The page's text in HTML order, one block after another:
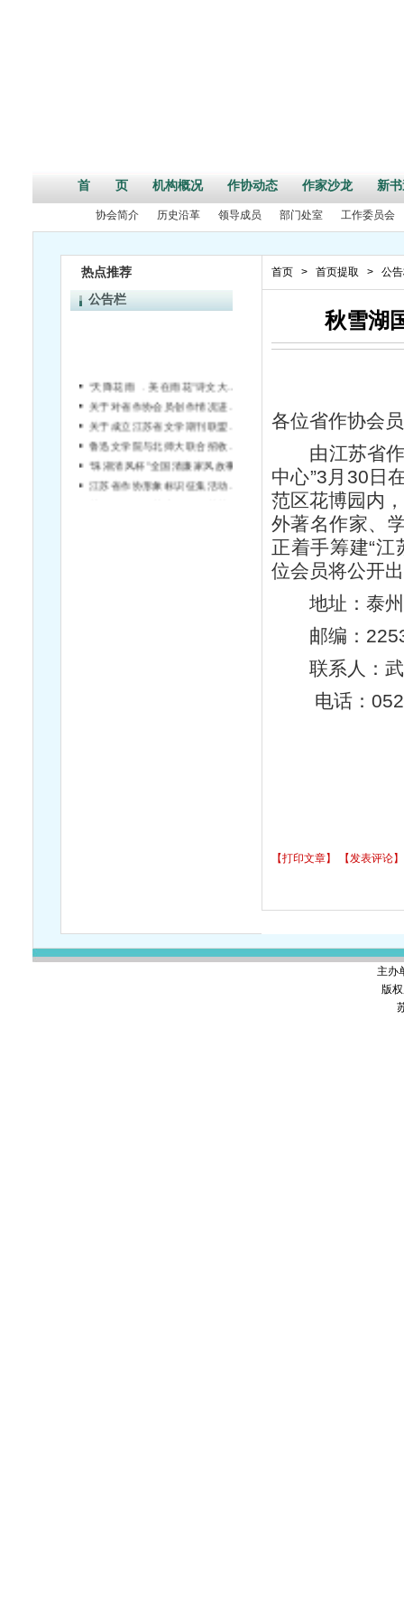
首 页 机构概况 作协动态 作家沙龙 新
协会简介 历史沿革 领导成员 部门处室 工作委员会
热点推荐
公告栏
首页 > 首页提取 > 公
秋雪湖
各位省作协会
由江苏省作
中心”3月30日
范区花博园内
外著名作家、
正着手筹建“
位会员将公开
地址：泰州
邮编：
联系人：武
电话：
【打印文章】 【发表评论】
主办
版